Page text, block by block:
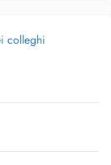
colleghi